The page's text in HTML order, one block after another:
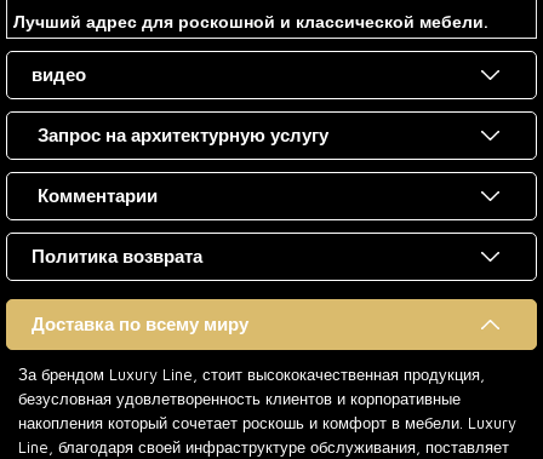
Лучший адрес для роскошной и классической мебели.
видео
Запрос на архитектурную услугу
Комментарии
Политика возврата
Доставка по всему миру
За брендом Luxury Line, стоит высококачественная продукция,
безусловная удовлетворенность клиентов и корпоративные
накопления который сочетает роскошь и комфорт в мебели. Luxury
Line, благодаря своей инфраструктуре обслуживания, поставляет